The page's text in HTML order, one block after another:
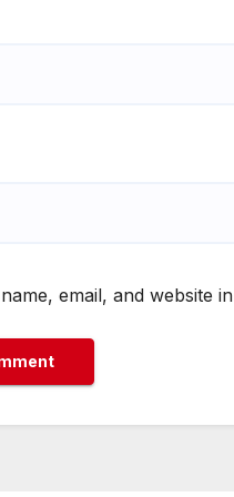
email, and website